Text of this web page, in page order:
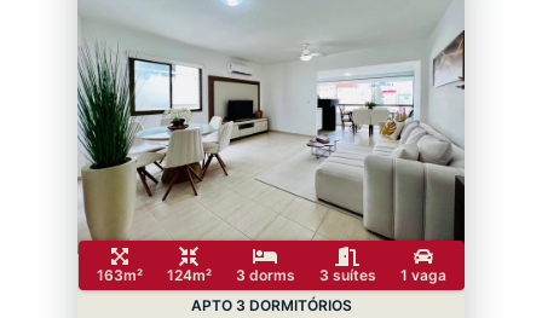
163m² 124m² 3 dorms 3 suítes
1 vaga
APTO 3 DORMITÓRIOS